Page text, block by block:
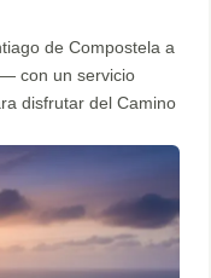
de Compostela a
con un servicio
disfrutar del Camino